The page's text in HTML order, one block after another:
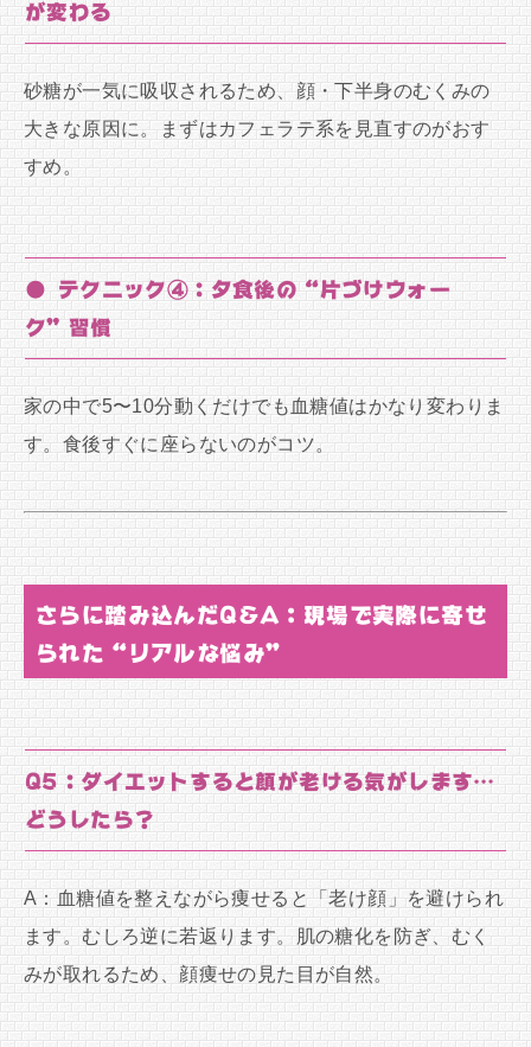
が変わる
砂糖が一気に吸収されるため、顔・下半身のむくみの
大きな原因に。まずはカフェラテ系を見直すのがおす
すめ。
● テクニック④：夕食後の“片づけウォー
ク”習慣
家の中で5〜10分動くだけでも血糖値はかなり変わりま
す。食後すぐに座らないのがコツ。
さらに踏み込んだQ&A：現場で実際に寄せ
られた“リアルな悩み”
Q5：ダイエットすると顔が老ける気がします…
どうしたら？
A：血糖値を整えながら痩せると「老け顔」を避けられ
ます。むしろ逆に若返ります。肌の糖化を防ぎ、むく
みが取れるため、顔痩せの見た目が自然。